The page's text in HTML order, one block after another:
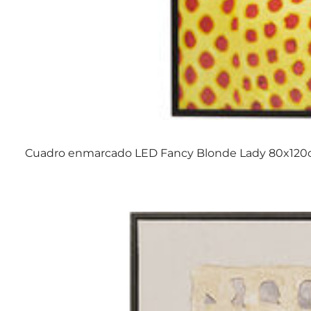
Cuadro enmarcado LED Fancy Blonde Lady